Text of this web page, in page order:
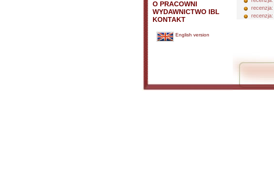
O PRACOWNI
WYDAWNICTWO IBL
KONTAKT
English version
recenzja:
recenzja: